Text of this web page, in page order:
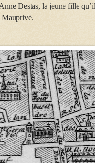
Destas, la jeune fille
Mauprivé.